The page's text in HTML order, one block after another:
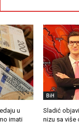
u
imati
BiH
Sladić
nizu sa više